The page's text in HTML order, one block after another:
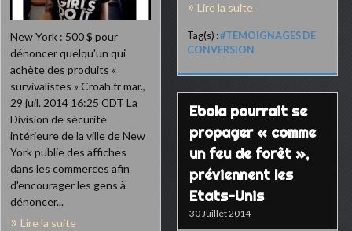
Lire la suite
Tag(s) :#TEMOIGNAGES DE
CONVERSION
New York : 500 $ pour
dénoncer quelqu'un qui
achète des produits «
survivalistes » Croah.fr mar.,
29 juil. 2014 16:25 CDT La
Division de sécurité
intérieure de la ville de New
York publie des affiches
dans les commerces afin
d'encourager les gens à
dénoncer...
Lire la suite
Ebola pourrait se
propager « comme
un feu de forêt »,
préviennent les
Etats-Unis
30 Juillet 2014